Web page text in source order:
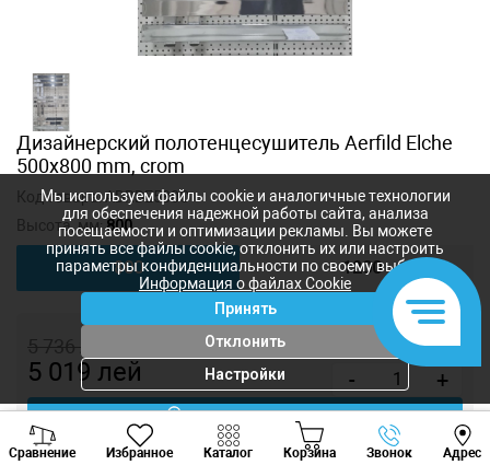
Дизайнерский полотенцесушитель Aerfild Elche
500x800 mm, crom
Код товара:ADRDE580C
Высота, мм:800
800 1200
5 736лей
5 019 лей - +
Купить в 1 клик
Сравнение Избранное Каталог Корзина Звонок Адрес
Viber Whatsapp
Мы используем файлы cookie и аналогичные технологии
для обеспечения надежной работы сайта, анализа
посещаемости и оптимизации рекламы. Вы можете
принять все файлы cookie, отклонить их или настроить
параметры конфиденциальности по своему выбору.
Информация о файлах Cookie
Принять
Отклонить
Настройки